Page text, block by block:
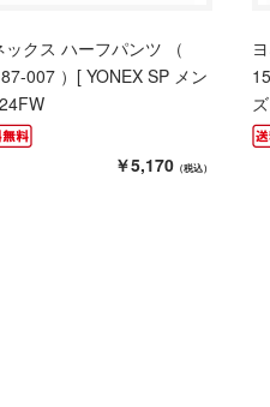
ックス ハーフパンツ （
007 ）[ YONEX SP メン
￥5,170 （税込）